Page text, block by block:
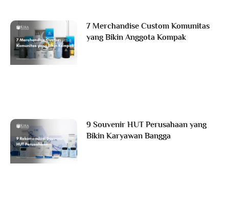
7 Merchandise Custom Komunitas
yang Bikin Anggota Kompak
9 Souvenir HUT Perusahaan yang
Bikin Karyawan Bangga